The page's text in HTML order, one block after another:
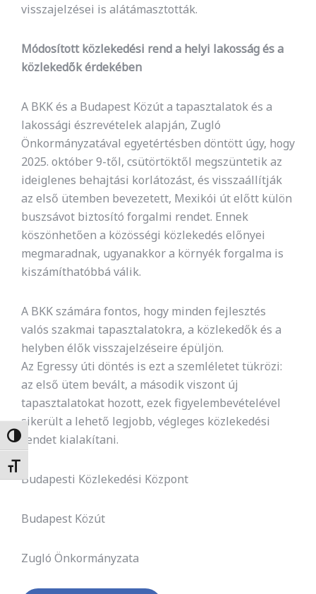
Nagy kontraszt váltása
Betűméret váltása
visszajelzései is alátámasztották.
Módosított közlekedési rend a helyi lakosság és a
közlekedők érdekében
A BKK és a Budapest Közút a tapasztalatok és a
lakossági észrevételek alapján, Zugló
Önkormányzatával egyetértésben döntött úgy, hogy
2025. október 9-től, csütörtöktől megszüntetik az
ideiglenes behajtási korlátozást, és visszaállítják
az első ütemben bevezetett, Mexikói út előtt külön
buszsávot biztosító forgalmi rendet. Ennek
köszönhetően a közösségi közlekedés előnyei
megmaradnak, ugyanakkor a környék forgalma is
kiszámíthatóbbá válik.
A BKK számára fontos, hogy minden fejlesztés
valós szakmai tapasztalatokra, a közlekedők és a
helyben élők visszajelzéseire épüljön.
Az Egressy úti döntés is ezt a szemléletet tükrözi:
az első ütem bevált, a második viszont új
tapasztalatokat hozott, ezek figyelembevételével
sikerült a lehető legjobb, végleges közlekedési
rendet kialakítani.
Budapesti Közlekedési Központ
Budapest Közút
Zugló Önkormányzata